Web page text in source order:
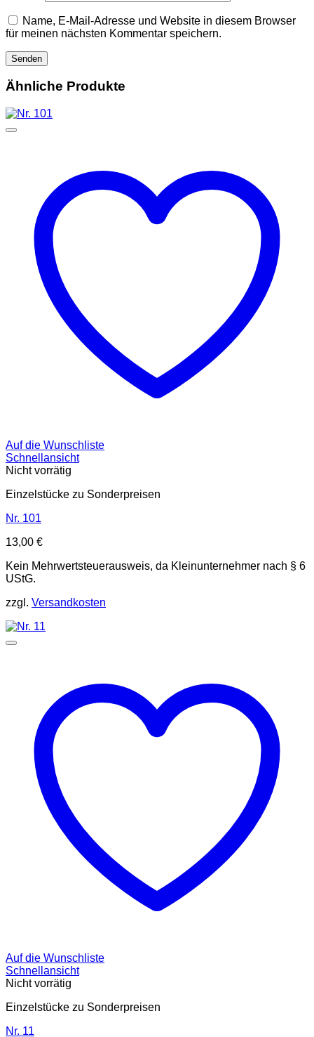
Name, E-Mail-Adresse und Website in diesem Browser
für meinen nächsten Kommentar speichern.
Ähnliche Produkte
Auf die Wunschliste
Schnellansicht
Nicht vorrätig
Einzelstücke zu Sonderpreisen
Nr. 101
13,00 €
Kein Mehrwertsteuerausweis, da Kleinunternehmer nach § 6
UStG.
zzgl. Versandkosten
Auf die Wunschliste
Schnellansicht
Nicht vorrätig
Einzelstücke zu Sonderpreisen
Nr. 11